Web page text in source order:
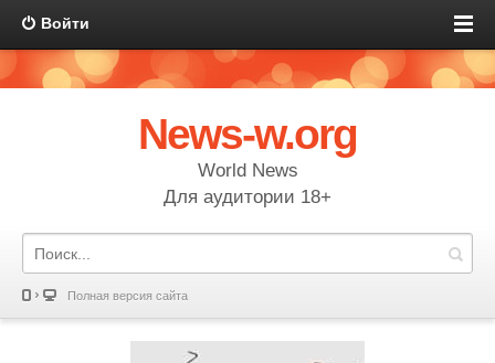
Войти
News-w.org
World News
Для аудитории 18+
Полная версия сайта